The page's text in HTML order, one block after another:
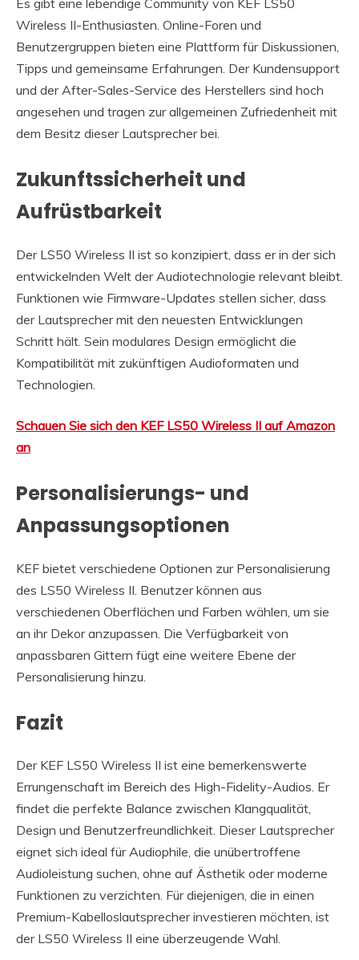
Wireless II-Enthusiasten. Online-Foren und
Benutzergruppen bieten eine Plattform für Diskussionen,
Tipps und gemeinsame Erfahrungen. Der Kundensupport
und der After-Sales-Service des Herstellers sind hoch
angesehen und tragen zur allgemeinen Zufriedenheit mit
dem Besitz dieser Lautsprecher bei.
Zukunftssicherheit und
Aufrüstbarkeit
Der LS50 Wireless II ist so konzipiert, dass er in der sich
entwickelnden Welt der Audiotechnologie relevant bleibt.
Funktionen wie Firmware-Updates stellen sicher, dass
der Lautsprecher mit den neuesten Entwicklungen
Schritt hält. Sein modulares Design ermöglicht die
Kompatibilität mit zukünftigen Audioformaten und
Technologien.
Schauen Sie sich den KEF LS50 Wireless II auf Amazon
an
Personalisierungs- und
Anpassungsoptionen
KEF bietet verschiedene Optionen zur Personalisierung
des LS50 Wireless II. Benutzer können aus
verschiedenen Oberflächen und Farben wählen, um sie
an ihr Dekor anzupassen. Die Verfügbarkeit von
anpassbaren Gittern fügt eine weitere Ebene der
Personalisierung hinzu.
Fazit
Der KEF LS50 Wireless II ist eine bemerkenswerte
Errungenschaft im Bereich des High-Fidelity-Audios. Er
findet die perfekte Balance zwischen Klangqualität,
Design und Benutzerfreundlichkeit. Dieser Lautsprecher
eignet sich ideal für Audiophile, die unübertroffene
Audioleistung suchen, ohne auf Ästhetik oder moderne
Funktionen zu verzichten. Für diejenigen, die in einen
Premium-Kabelloslautsprecher investieren möchten, ist
der LS50 Wireless II eine überzeugende Wahl.